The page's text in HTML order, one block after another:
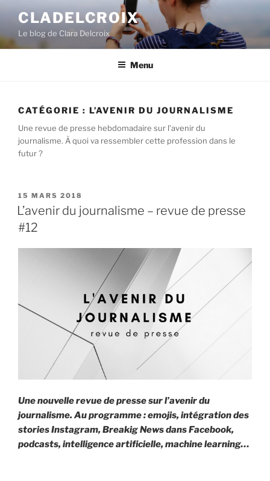
l
e
CLADELCROIX
Le blog de Clara Delcroix
Menu
CATÉGORIE : L’AVENIR DU JOURNALISME
Une revue de presse hebdomadaire sur l’avenir du
journalisme. À quoi va ressembler cette profession dans le
futur ?
P
U
B
L
É
15 MARS 2018
L’avenir du journalisme – revue de presse
#12
Une nouvelle revue de presse sur l’avenir du
journalisme. Au programme : emojis, intégration des
stories Instagram, Breakig News dans Facebook,
podcasts, intelligence artificielle, machine learning…